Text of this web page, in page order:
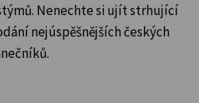
Nenechte si ujít strhující
nejúspěšnějších českých